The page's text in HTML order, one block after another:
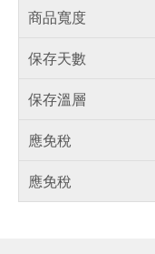
商品寬度
保存天數
保存溫層
應免稅
應免稅